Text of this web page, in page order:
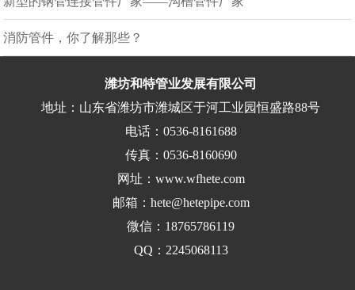
消防管件，你了解那些？
潍坊和特管业发展有限公司
地址：山东省潍坊市潍城区于河工业园恒盛路88号
电话：0536-8161688
传真：0536-8160690
网址：www.wfhete.com
邮箱：hete@hetepipe.com
微信：18765786119
QQ：2245068113